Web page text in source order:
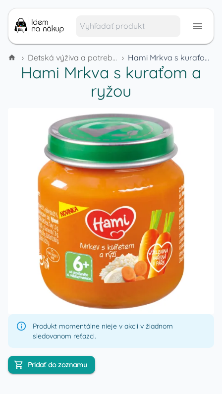
› Detská výživa a potreby pre deti › Hami Mrkva s kuraťom a ryžou
Hami Mrkva s kuraťom a
ryžou
Produkt momentálne nieje v akcii v žiadnom
sledovanom reťazci.
Pridať do zoznamu